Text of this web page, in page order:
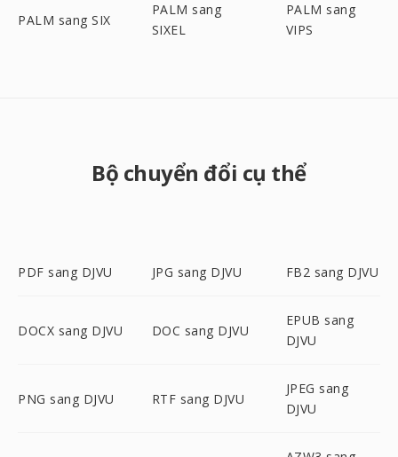
PALM sang SIX
PALM sang
SIXEL
PALM sang
VIPS
Bộ chuyển đổi cụ thể
PDF sang DJVU JPG sang DJVU FB2 sang DJVU
DOCX sang DJVU DOC sang DJVU
EPUB sang
DJVU
PNG sang DJVU RTF sang DJVU
JPEG sang
DJVU